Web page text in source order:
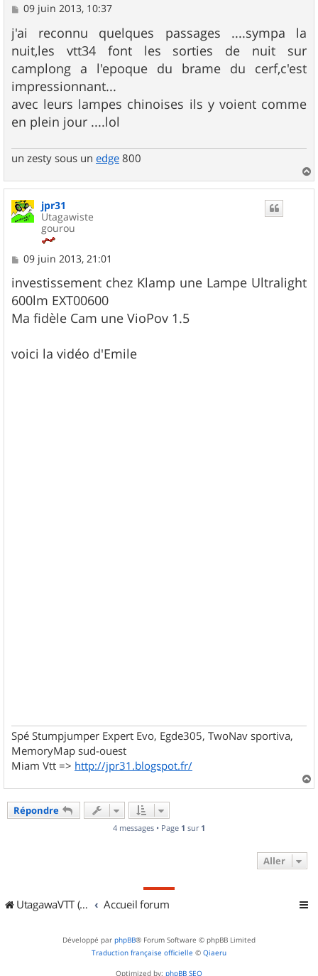
M
s
s
a
g
e
09 juin 2013, 10:37
j'ai reconnu quelques passages ....sympa la
nuit,les vtt34 font les sorties de nuit sur
camplong a l'epoque du brame du cerf,c'est
impressionnant...
avec leurs lampes chinoises ils y voient comme
en plein jour ....lol
un zesty sous un edge 800
a
jpr31
Utagawiste
gourou
M
s
s
a
g
e
09 juin 2013, 21:01
investissement chez Klamp une Lampe Ultralight
600lm EXT00600
Ma fidèle Cam une VioPov 1.5
voici la vidéo d'Emile
Spé Stumpjumper Expert Evo, Egde305, TwoNav sportiva,
MemoryMap sud-ouest
Miam Vtt => http://jpr31.blogspot.fr/
a
Répondre
4 messages • Page 1 sur 1
Aller
UtagawaVTT (Randos VTT et VTTAE avec traces GPS) Accueil forum
Développé par phpBB® Forum Software © phpBB Limited
Traduction française officielle © Qiaeru
Optimized by: phpBB SEO